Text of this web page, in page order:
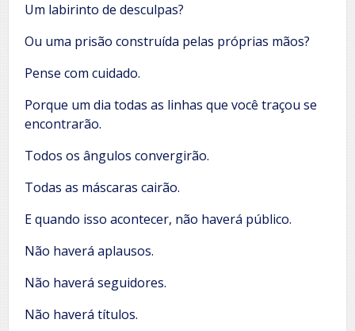
Um labirinto de desculpas?
Ou uma prisão construída pelas próprias mãos?
Pense com cuidado.
Porque um dia todas as linhas que você traçou se
encontrarão.
Todos os ângulos convergirão.
Todas as máscaras cairão.
E quando isso acontecer, não haverá público.
Não haverá aplausos.
Não haverá seguidores.
Não haverá títulos.